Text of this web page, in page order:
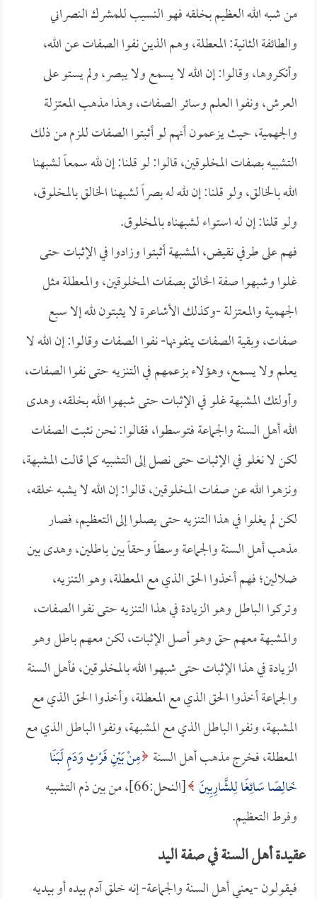
من شبه الله العظيم بخلقه فهو النسيب للمشرك النصراني
والطائفة الثانية: المعطلة، وهم الذين نفوا الصفات عن الله،
وأنكروها، وقالوا: إن الله لا يسمع ولا يبصر، ولم يستو على
العرش، ونفوا العلم وسائر الصفات، وهذا مذهب المعتزلة
والجهمية، حيث يزعمون أنهم لو أثبتوا الصفات للزم من ذلك
التشبيه بصفات المخلوقين، قالوا: لو قلنا: إن لله سمعاً لشبهنا
الله بالخالق، ولو قلنا: إن لله له بصراً لشبهنا الخالق بالمخلوق،
ولو قلنا: إن له استواء لشبهناه بالمخلوق.
فهم على طرفي نقيض، المشبهة أثبتوا وزادوا في الإثبات حتى
غلوا وشبهوا صفة الخالق بصفات المخلوقين، والمعطلة مثل
الجهمية والمعتزلة -وكذلك الأشاعرة لا يثبتون لله إلا سبع
صفات، وبقية الصفات ينفونها- نفوا الصفات وقالوا: إن الله لا
يعلم ولا يسمع، وهؤلاء بزعمهم في التنزيه حتى نفوا الصفات،
وأولئك المشبهة غلو في الإثبات حتى شبهوا الله بخلقه، وهدى
الله أهل السنة والجماعة فتوسطوا، فقالوا: نحن نثبت الصفات
لكن لا نغلو في الإثبات حتى نصل إلى التشبيه كما قالت المشبهة،
ونزهوا الله عن صفات المخلوقين، قالوا: إن الله لا يشبه خلقه،
لكن لم يغلوا في هذا التنزيه حتى يصلوا إلى التعظيم، فصار
مذهب أهل السنة والجماعة وسطاً وحقاً بين باطلين، وهدى بين
ضلالين؛ فهم أخذوا الحق الذي مع المعطلة، وهو التنزيه،
وتركوا الباطل وهو الزيادة في هذا التنزيه حتى نفوا الصفات،
والمشبهة معهم حق وهو أصل الإثبات، لكن معهم باطل وهو
الزيادة في هذا الإثبات حتى شبهوا الله بالمخلوقين، فأهل السنة
والجماعة أخذوا الحق الذي مع المعطلة، وأخذوا الحق الذي مع
المشبهة، ونفوا الباطل الذي مع المشبهة، ونفوا الباطل الذي مع
المعطلة، فخرج مذهب أهل السنة مِنْ بَيْنِ فَرْثٍ وَدَمٍ لَبَنًا
خَالِصًا سَائِغًا لِلشَّارِبِينَ
[النحل:66]، من بين ذم التشبيه
وفرط التعظيم.
عقيدة أهل السنة في صفة اليد
فيقولون -يعني أهل السنة والجماعة- إنه خلق آدم بيده أو بيديه